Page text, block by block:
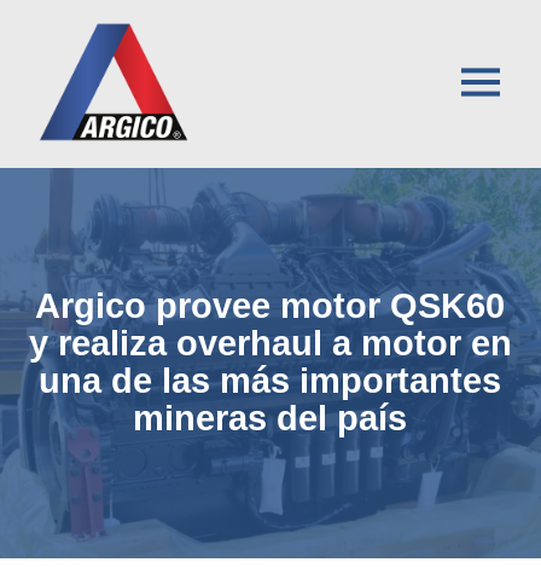
Argico provee motor QSK60
y realiza overhaul a motor en
una de las más importantes
mineras del país